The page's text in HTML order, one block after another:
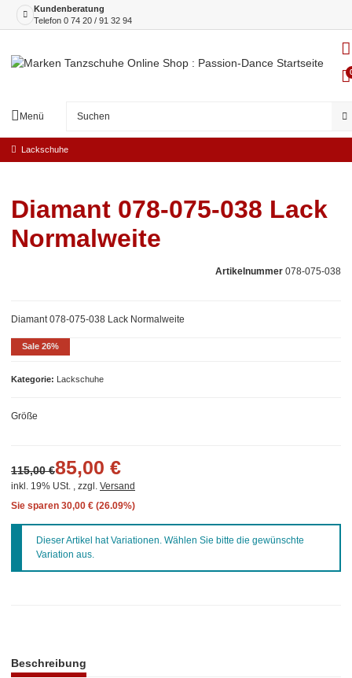
Kundenberatung
Telefon 0 74 20 / 91 32 94
Menü
Lackschuhe
Sale 26%
Diamant 078-075-038 Lack
Normalweite
Artikelnummer 078-075-038
Kategorie Lackschuhe
Diamant 078-075-038 Lack Normalweite
Größe
85,00 €
115,00 €
inkl. 19% USt. , zzgl. Versand
Sie sparen 30,00 € (26.09%)
xDieser Artikel hat Variationen. Wählen Sie bitte die gewünschte
Variation aus.
Beschreibung